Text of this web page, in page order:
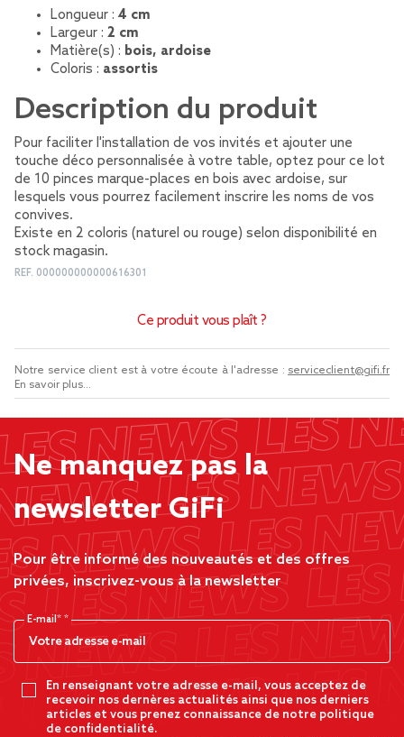
Longueur : 4 cm
Largeur : 2 cm
Matière(s) : bois, ardoise
Coloris : assortis
Description du produit
Pour faciliter l'installation de vos invités et ajouter une
touche déco personnalisée à votre table, optez pour ce lot
de 10 pinces marque-places en bois avec ardoise, sur
lesquels vous pourrez facilement inscrire les noms de vos
convives.
Existe en 2 coloris (naturel ou rouge) selon disponibilité en
stock magasin.
REF. 000000000000616301
Ce produit vous plaît ?
Notre service client est à votre écoute à l'adresse : serviceclient@gifi.fr
En savoir plus...
Ne manquez pas la
newsletter GiFi
Pour être informé des nouveautés et des offres
privées, inscrivez-vous à la newsletter
E-mail*
En renseignant votre adresse e-mail, vous acceptez de
recevoir nos dernères actualités ainsi que nos derniers
articles et vous prenez connaissance de notre politique
de confidentialité.